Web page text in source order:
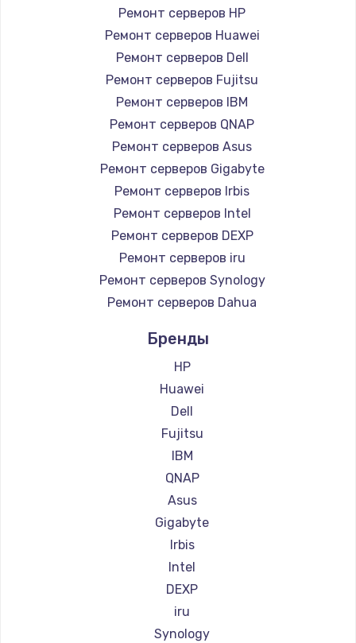
1200 руб.
Заказать
Установка драйверов
950 руб.
Заказать
Замена жесткого диска
1000 руб.
Заказать
Чистка от пыли
1330 руб.
Настройка ОС
Заказать
Замена петель
1250 руб.
Заказать
1260 руб.
Заказать
Ремонт серверов HP
Ремонт серверов Huawei
Ремонт серверов Dell
Ремонт серверов Fujitsu
Ремонт серверов IBM
Ремонт серверов QNAP
Ремонт серверов Asus
Ремонт серверов Gigabyte
Ремонт серверов Irbis
Ремонт серверов Intel
Ремонт серверов DEXP
Ремонт серверов iru
Ремонт серверов Synology
Ремонт серверов Dahua
Бренды
HP
Huawei
Dell
Fujitsu
IBM
QNAP
Asus
Gigabyte
Irbis
Intel
DEXP
iru
Synology